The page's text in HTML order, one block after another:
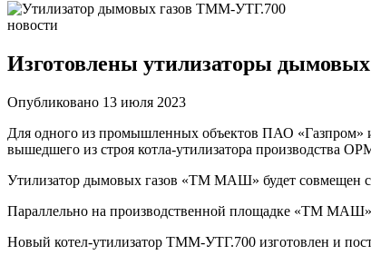
новости
Изготовлены утилизаторы
Опубликовано 13 июля 2023
Для одного из промышленных объектов ПАО «Газпром»
вышедшего из строя котла-утилизатора производства
Утилизатор дымовых газов «ТМ МАШ» будет совмещен с
Параллельно на производственной площадке «ТМ МАШ»
Новый котел-утилизатор ТММ-УТГ.700 изготовлен и